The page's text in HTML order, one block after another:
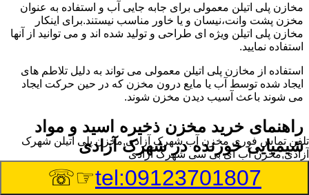
مخازن پلی اتیلن معمولی برای جابه جایی آب و استفاده به عنوان
مخزن پشت وانت،نیسان و یا خاور مناسب نیستند.برای اینکار
مخازن پلی اتیلن ویژه ای طراحی و تولید شده اند و می توانید از آنها
استفاده نمایید.
استفاده از مخازن پلی اتیلن معمولی می تواند به دلیل تلاطم های
ایجاد شده توسط آب یا مایع درون مخزن که در حین حرکت ایجاد
می شوند باعث آسیب دیدن مخزن شوند.
راهنمای خرید مخزن ذخیره اسید و مواد
شیمیایی خورنده در شهرک آزادی
مخزن ذخیره اسید و مواد شیمیایی باید به گونه ای تولید شوند که
بتوانند در برابر چگالی نسبتا بالا و خورندگی انواع اسیدها مقاومت
تلفن تماس فوری مخزن آب شهرک آزادی,مخزن پلی اتیلن شهرک
آزادی,مخزن آب ای بی سی شهرک آزادی
tel:09123701807
☞☏